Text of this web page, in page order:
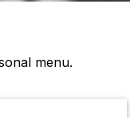
menu.